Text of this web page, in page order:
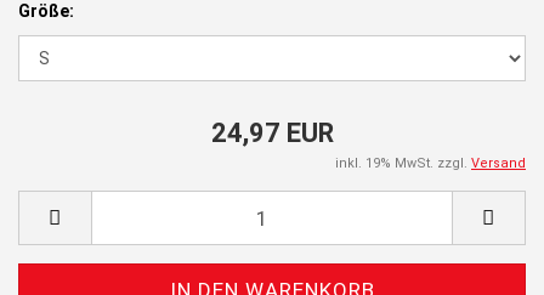
Größe:
24,97 EUR
inkl. 19% MwSt. zzgl. Versand